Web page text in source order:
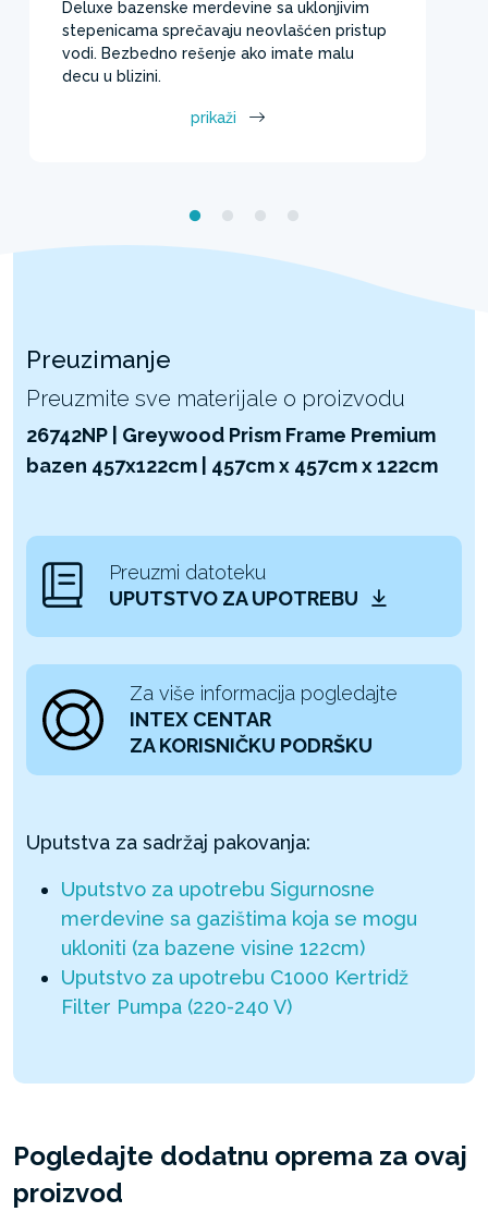
Deluxe bazenske merdevine sa uklonjivim
stepenicama sprečavaju neovlašćen pristup
vodi. Bezbedno rešenje ako imate malu
decu u blizini.
prikaži
Preuzimanje
Preuzmite sve materijale o proizvodu
26742NP | Greywood Prism Frame Premium
bazen 457x122cm | 457cm x 457cm x 122cm
Preuzmi datoteku
UPUTSTVO ZA UPOTREBU
Za više informacija pogledajte
INTEX CENTAR
ZA KORISNIČKU PODRŠKU
Uputstva za sadržaj pakovanja:
Uputstvo za upotrebu Sigurnosne
merdevine sa gazištima koja se mogu
ukloniti (za bazene visine 122cm)
Uputstvo za upotrebu C1000 Kertridž
Filter Pumpa (220-240 V)
Pogledajte dodatnu oprema za ovaj
proizvod